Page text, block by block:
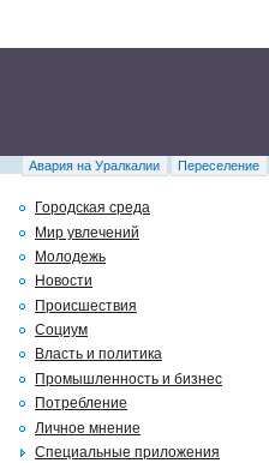
Авария на Уралкалии Переселение
Городская среда
Мир увлечений
Молодежь
Новости
Происшествия
Социум
Власть и политика
Промышленность и бизнес
Потребление
Личное мнение
Специальные приложения